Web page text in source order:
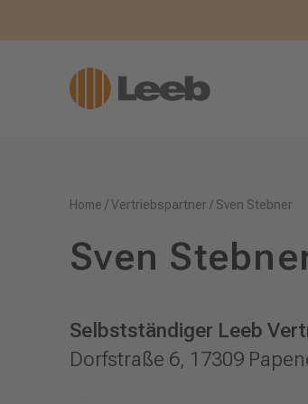
Home /Vertriebspartner / Sven Stebner
Sven
Selbstständiger Leeb
Dorfstraße 6, 17309